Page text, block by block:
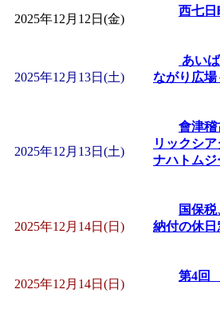
「堂島地区
す」 受付期
みなづる
de 健康づく
皆鶴姫の
～」 受付期
「みなづる
2025年12月12日(金)
西七日
2025年12月13日(土)
あい
ながり広場
2025年12月13日(土)
會津稽
リックシ
ナハトムジ
2025年12月14日(日)
国保
納付の休日
2025年12月14日(日)
第4回